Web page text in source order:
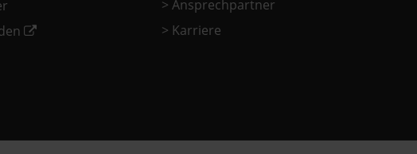
> Ansprechpartner
> Karriere